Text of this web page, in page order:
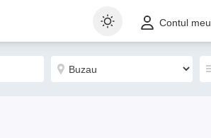
Contul meu
Sortează